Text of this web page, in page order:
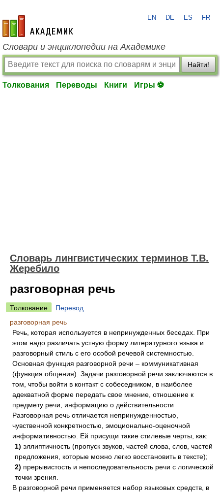
academic.ru
EN DE ES FR
Словари и энциклопедии на Академике
Найти!
Толкования Переводы Книги Игры ⚽
Словарь лингвистических терминов Т.В.
Жеребило
разговорная речь
Толкование
Перевод
разговорная речь
Речь, которая используется в непринужденных беседах. При
этом надо различать устную форму литературного языка и
разговорный стиль с его особой речевой системностью.
Основная функция разговорной речи – коммуникативная
(функция общения). Задачи разговорной речи заключаются в
том, чтобы войти в контакт с собеседником, в наиболее
адекватной форме передать свое мнение, отношение к
предмету речи, информацию о действительности
Разговорная речь отличается непринужденностью,
чувственной конкретностью, эмоционально-оценочной
информативностью. Ей присущи такие стилевые черты, как:
1) эллиптичность (пропуск звуков, частей слова, слов, частей
предложения, которые можно легко восстановить в тексте);
2) прерывистость и непоследовательность речи с логической
точки зрения.
В разговорной речи применяется набор языковых средств, в